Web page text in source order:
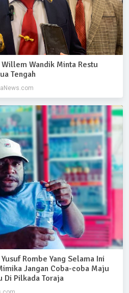
Wandik Minta Restu
Tengah
Rombe Yang Selama Ini
Jangan Coba-coba Maju
Di Pilkada Toraja